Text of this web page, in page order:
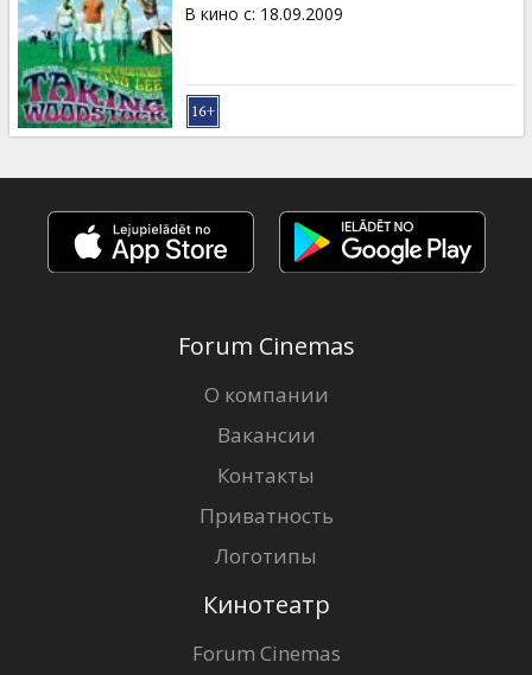
В кино с: 18.09.2009
Forum Cinemas
О компании
Вакансии
Контакты
Приватность
Логотипы
Кинотеатр
Forum Cinemas